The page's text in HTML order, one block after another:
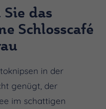
Sie das
Schlosscafé
in der
genügt, der
im schattigen